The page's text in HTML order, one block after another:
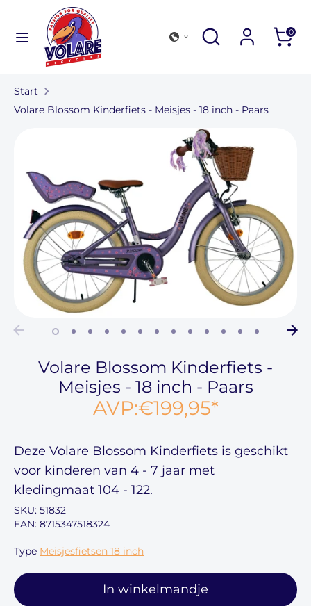
Zoeken
Zoek
in
onze
winkel
0
Zoeken
Zoek
onze
Start
Volare Blossom Kinderfiets - Meisjes - 18 inch - Paars
Volare Blossom Kinderfiets -
Meisjes - 18 inch - Paars
AVP:€199,95*
Deze Volare Blossom Kinderfiets is geschikt
voor kinderen van 4 - 7 jaar met
kledingmaat 104 - 122.
SKU: 51832
EAN: 8715347518324
Type Meisjesfietsen 18 inch
In winkelmandje